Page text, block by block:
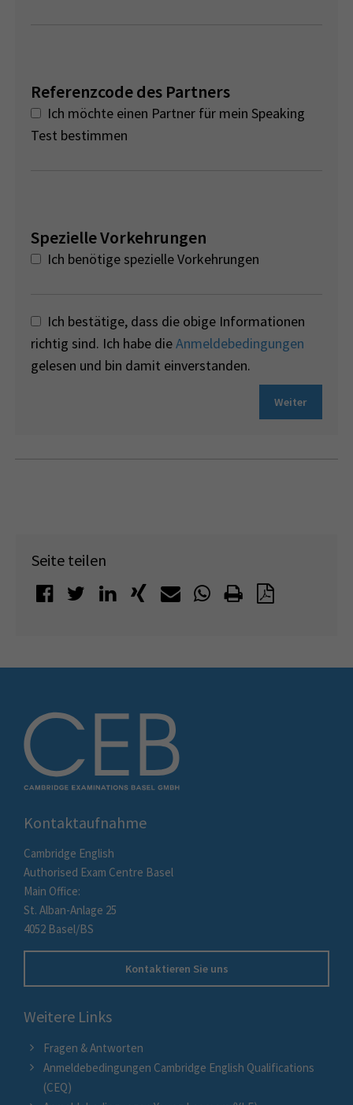
Referenzcode des Partners
Ich möchte einen Partner für mein Speaking
Test bestimmen
Spezielle Vorkehrungen
Ich benötige spezielle Vorkehrungen
Ich bestätige, dass die obige Informationen
richtig sind. Ich habe dieAnmeldebedingungen
gelesen und bin damit einverstanden.
Weiter
Seite teilen
Kontaktaufnahme
Cambridge English
Authorised Exam Centre Basel
Main Office:
St. Alban-Anlage 25
4052 Basel/BS
Kontaktieren Sie uns
Weitere Links
Fragen & Antworten
Anmeldebedingungen Cambridge English Qualifications
(CEQ)